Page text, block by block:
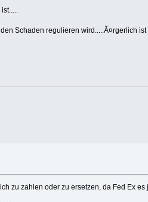
Schaden regulieren wird.....Ã¤rgerlich ist
zu zahlen oder zu ersetzen, da Fed Ex